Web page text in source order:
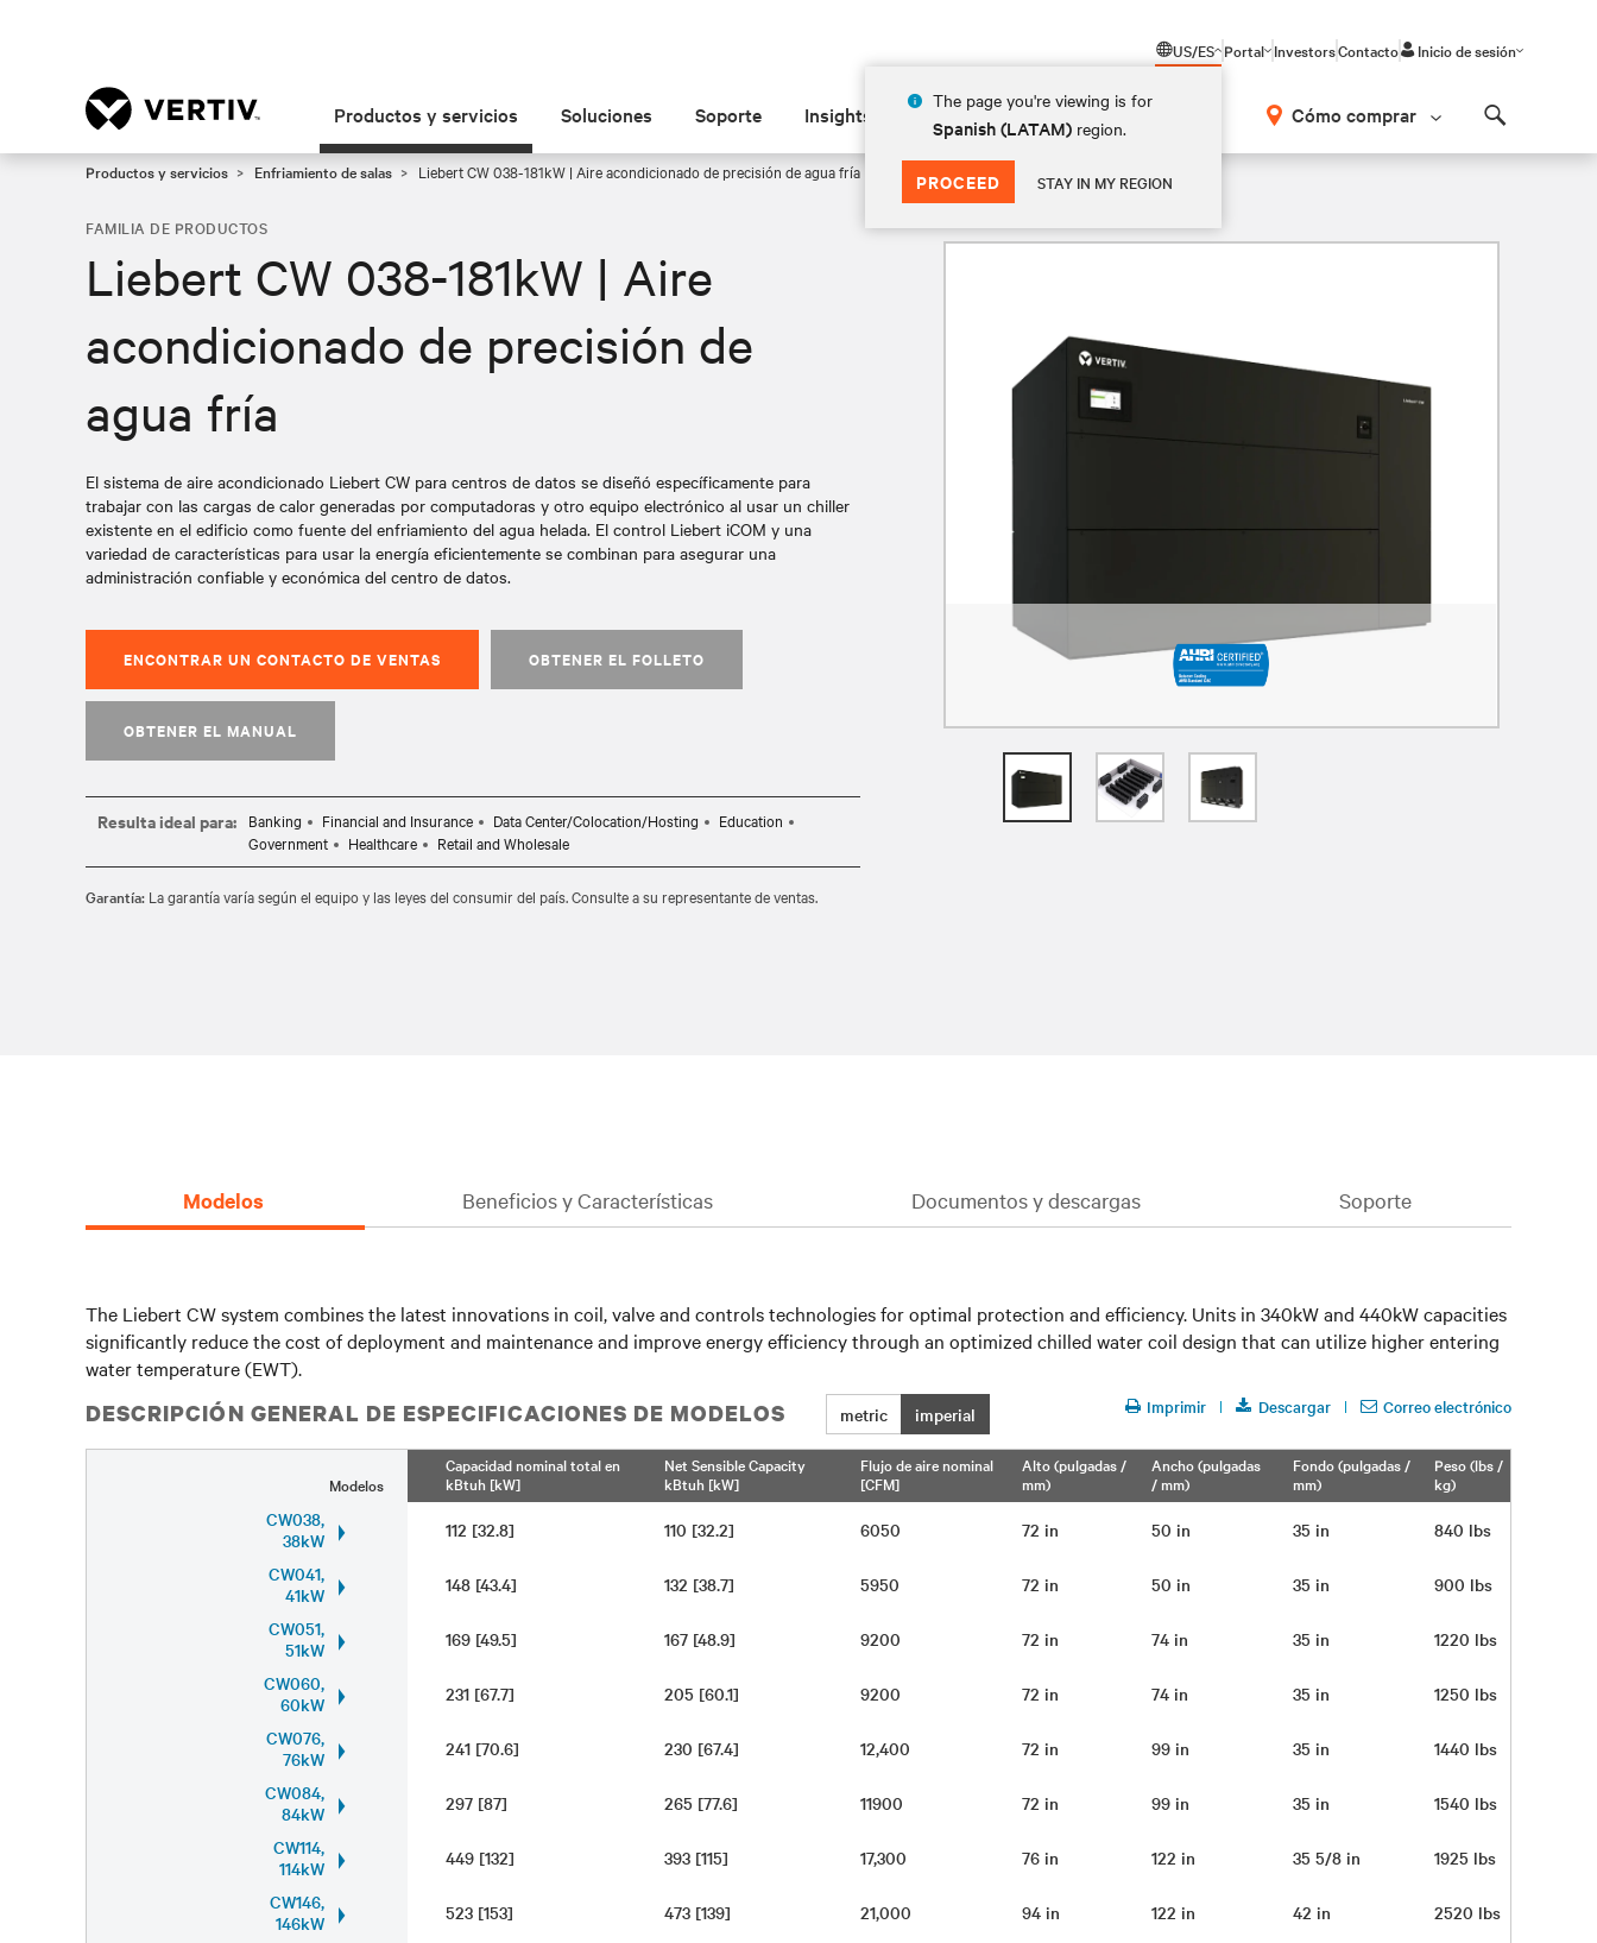
US/ES
The page you're viewing is for
Spanish (LATAM) region.
PROCEED STAY IN MY REGION
Portal InvestorsContacto Inicio de sesión
Productos y servicios Soluciones Soporte Insights Acerca de Cómo comprar
Productos y servicios Enfriamiento de salas Liebert CW 038-181kW | Aire acondicionado de precisión de agua fría
FAMILIA DE PRODUCTOS
Liebert CW 038-181kW | Aire
acondicionado de precisión de
agua fría
El sistema de aire acondicionado Liebert CW para centros de datos se diseñó específicamente para
trabajar con las cargas de calor generadas por computadoras y otro equipo electrónico al usar un chiller
existente en el edificio como fuente del enfriamiento del agua helada. El control Liebert iCOM y una
variedad de características para usar la energía eficientemente se combinan para asegurar una
administración confiable y económica del centro de datos.
ENCONTRAR UN CONTACTO DE VENTAS OBTENER EL FOLLETO
OBTENER EL MANUAL
Resulta ideal para: Banking Financial and Insurance Data Center/Colocation/Hosting
Education
Government
Healthcare Retail and Wholesale
Garantía: La garantía varía según el equipo y las leyes del consumir del país. Consulte a su representante de ventas.
Modelos Beneficios y Características Documentos y descargas Soporte
The Liebert CW system combines the latest innovations in coil, valve and controls technologies for optimal protection and efficiency. Units in 340kW and 440kW capacities
significantly reduce the cost of deployment and maintenance and improve energy efficiency through an optimized chilled water coil design that can utilize higher entering
water temperature (EWT).
DESCRIPCIÓN GENERAL DE ESPECIFICACIONES DE MODELOS metric imperial Imprimir Descargar Correo electrónico
Modelos
Capacidad nominal total en
kBtuh [kW]
Net Sensible Capacity
kBtuh [kW]
Flujo de aire nominal
[CFM]
Alto (pulgadas /
mm)
Ancho (pulgadas
/ mm)
Fondo (pulgadas /
mm)
Peso (lbs /
kg)
CW038,
38kW
112 [32.8] 110 [32.2] 6050 72 in 50 in 35 in
840 lbs
CW041,
41kW
148 [43.4] 132 [38.7] 5950 72 in 50 in 35 in
900 lbs
CW051,
51kW
169 [49.5] 167 [48.9] 9200 72 in 74 in 35 in
1220 lbs
CW060,
60kW
231 [67.7] 205 [60.1] 9200 72 in 74 in 35 in
1250 lbs
CW076,
76kW
241 [70.6] 230 [67.4] 12,400 72 in 99 in 35 in
1440 lbs
CW084,
84kW
297 [87] 265 [77.6] 11900 72 in 99 in 35 in
1540 lbs
CW114,
114kW
449 [132] 393 [115] 17,300 76 in 122 in 35 5/8 in
1925 lbs
CW146,
146kW
523 [153] 473 [139] 21,000 94 in 122 in 42 in
2520 lbs